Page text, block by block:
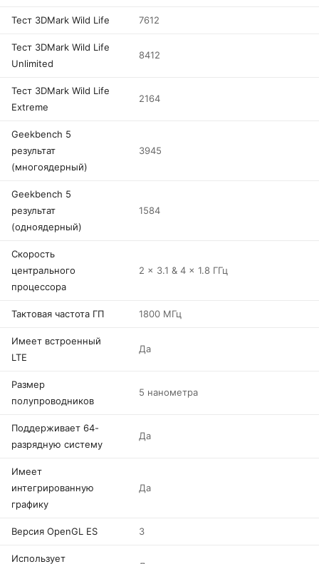
Тест 3DMark Wild Life 7612
Тест 3DMark Wild Life
Unlimited
8412
Тест 3DMark Wild Life
Extreme
2164
Geekbench 5
результат
(многоядерный)
3945
Geekbench 5
результат
(одноядерный)
1584
Скорость
центрального
процессора
2 x 3.1 & 4 x 1.8 ГГц
Тактовая частота ГП 1800 МГц
Имеет встроенный
LTE
Да
Размер
полупроводников
5 нанометра
Поддерживает 64-
разрядную систему
Да
Имеет
интегрированную
графику
Да
Версия OpenGL ES 3
Использует